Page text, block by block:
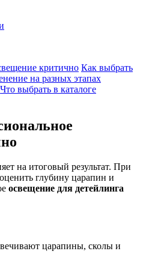
критично Как выбрать
на разных этапах
Что выбрать в каталоге
на итоговый результат. При
глубину царапин и
освещение для детейлинга
царапины, сколы и